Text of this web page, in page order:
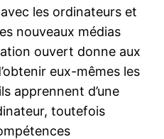
les ordinateurs et
nouveaux médias
ouvert donne aux
eux-mêmes les
apprennent d’une
toutefois